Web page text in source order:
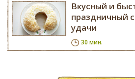
Вкусный и
праздничный
удачи
30 мин.